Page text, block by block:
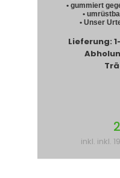
• gummiert
•
• Unser
Lieferung:
inkl. inkl.